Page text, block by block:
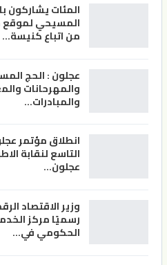
المئات يشاركون
المسيحي لموقع
من اتباع كنيسة…
عجلون : الحج
والمهرحانات
والمبادرات…
انطلاق مؤتمر
التاسع لنقابة
عجلون…
وزير الاقتصاد
رسميًا مركز
الحكومي في…